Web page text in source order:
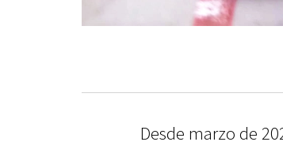
Desde marzo de